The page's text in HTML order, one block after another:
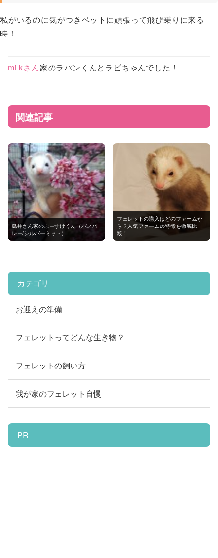
私がいるのに気がつきベットに頑張って飛び乗りに来る
時！
milkさん家のラパンくんとラビちゃんでした！
関連記事
鳥井さん家のぷーすけくん（パスバ
レー/シルバーミット）
フェレットの購入はどのファームか
ら？人気ファームの特徴を徹底比
較！
カテゴリ
お迎えの準備
フェレットってどんな生き物？
フェレットの飼い方
我が家のフェレット自慢
PR